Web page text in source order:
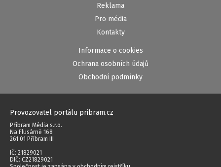
Reklama
Pro média
Kontakty
Informace o cookies
Ochrana osobních údajů
Obchodní podmínky
Provozovatel portálu pribram.cz
Příbram Média s.r.o.
Na Flusárně 168
261 01 Příbram III
IČ: 21829021
DIČ: CZ21829021